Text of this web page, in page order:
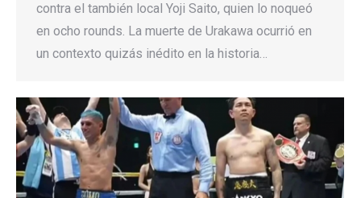
contra el también local Yoji Saito, quien lo noqueó
en ocho rounds. La muerte de Urakawa ocurrió en
un contexto quizás inédito en la historia…